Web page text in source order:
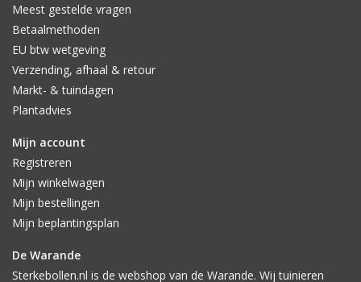
Meest gestelde vragen
Betaalmethoden
EU btw wetgeving
Verzending, afhaal & retour
Markt- & tuindagen
Plantadvies
Mijn account
Registreren
Mijn winkelwagen
Mijn bestellingen
Mijn beplantingsplan
De Warande
Sterkebollen.nl is de webshop van de Warande. Wij tuinieren